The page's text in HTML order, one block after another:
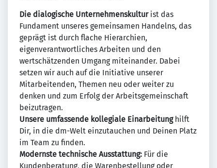
Die dialogische Unternehmenskultur ist das
Fundament unseres gemeinsamen Handelns, das
geprägt ist durch flache Hierarchien,
eigenverantwortliches Arbeiten und den
wertschätzenden Umgang miteinander. Dabei
setzen wir auch auf die Initiative unserer
Mitarbeitenden, Themen neu oder weiter zu
denken und zum Erfolg der Arbeitsgemeinschaft
beizutragen.
Unsere umfassende kollegiale Einarbeitung hilft
Dir, in die dm-Welt einzutauchen und Deinen Platz
im Team zu finden.
Modernste technische Ausstattung: Für die
Kundenberatung, die Warenbestellung oder